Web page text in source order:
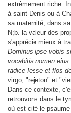
extrêmement riche.
à saint-Denis ou à
sa maternité, dans
N;b. la valeur des
s'apprécie mieux à
Dominus ipse vobis
vocabitis nomen eius
radice Iesse et flos
virgo, "rejeton" et
Dans ce contexte,
retrouvons dans le
où est cité le psaume